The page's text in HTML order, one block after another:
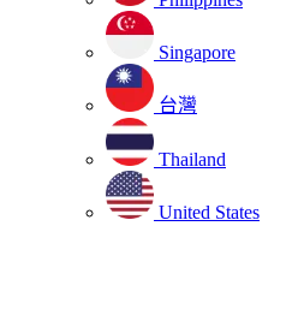
Singapore
台灣
Thailand
United States